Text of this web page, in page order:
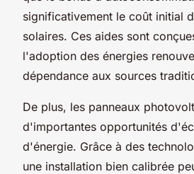
significativement le coût initial
solaires. Ces aides sont
l'adoption des énergies
dépendance aux sources
De plus, les panneaux
d'importantes opportunités
d'énergie. Grâce à des
une installation bien calibrée